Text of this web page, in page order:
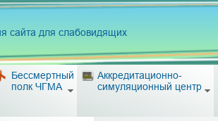
сайта для слабовидящих
Бессмертный
полк ЧГМА
Аккредитационно-
симуляционный центр